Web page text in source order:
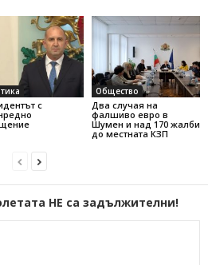
с
Общество
Два случая на
фалшиво евро в
Шумен и над 170 жалби
до местната КЗП
НЕ са задължителни!